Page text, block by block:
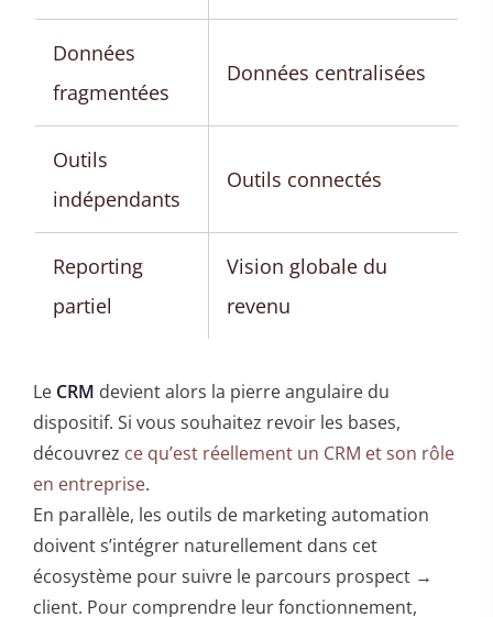
Données
fragmentées
Données centralisées
Outils
indépendants
Outils connectés
Reporting
partiel
Vision globale du
revenu
Le CRM devient alors la pierre angulaire du
dispositif. Si vous souhaitez revoir les bases,
découvrez ce qu’est réellement un CRM et son rôle
en entreprise.
En parallèle, les outils de marketing automation
doivent s’intégrer naturellement dans cet
écosystème pour suivre le parcours prospect →
client. Pour comprendre leur fonctionnement,